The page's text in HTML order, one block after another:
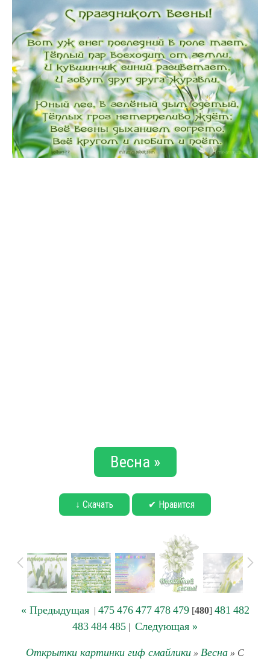
Весна »
↓ Скачать ✔ Нравится
« Предыдущая| 475 476 477 478 479[480] 481 482
483 484 485 | Следующая »
Открытки картинки гиф смайлики » Весна » С